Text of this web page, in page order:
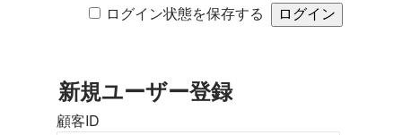
ログイン状態を保存する
新規ユーザー登録
顧客ID